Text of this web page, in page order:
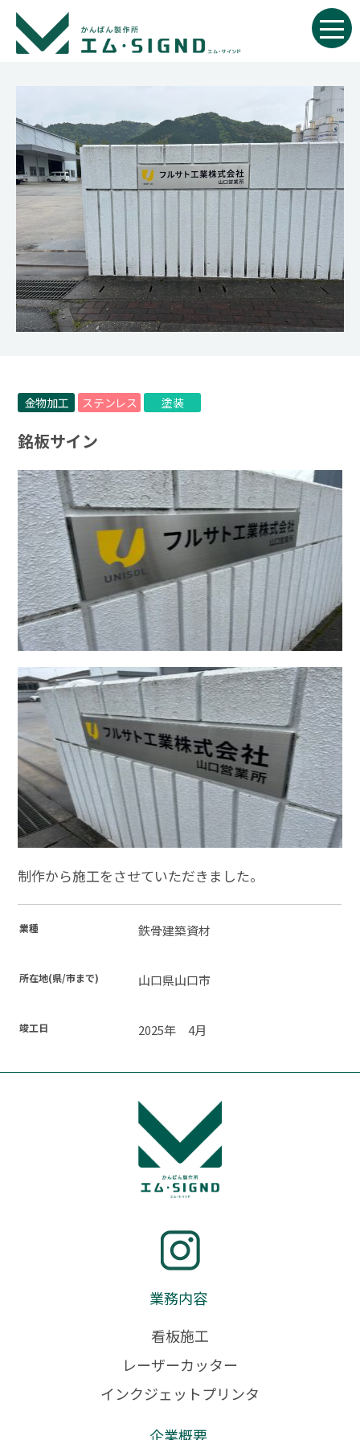
金物加工 ステンレス 塗装
銘板サイン
制作から施工をさせていただきました。
業種 鉄骨建築資材
所在地(県/市まで) 山口県山口市
竣工日 2025年 4月
業務内容
看板施工
レーザーカッター
インクジェットプリンタ
企業概要